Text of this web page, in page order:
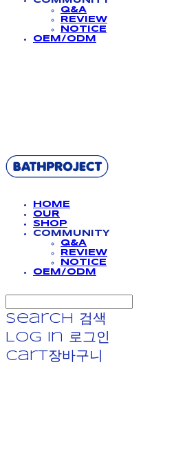
Q&A
REVIEW
NOTICE
OEM/ODM
HOME
OUR
SHOP
COMMUNITY
Q&A
REVIEW
NOTICE
OEM/ODM
Search
검색
Log In
로그인
Cart장바구니